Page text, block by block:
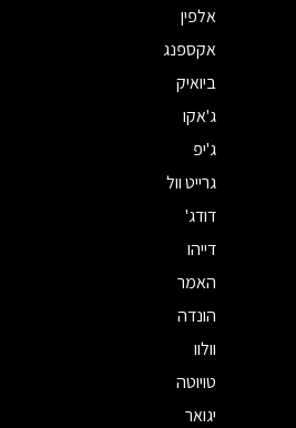
אלפין
אקספנג
ביואיק
ג'אקו
ג'יפ
גרייט וול
דודג'
דייהו
האמר
הונדה
וולוו
טויוטה
יגואר